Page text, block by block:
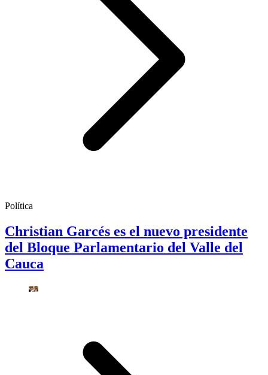
Política
Christian Garcés es el nuevo presidente
del Bloque Parlamentario del Valle del
Cauca